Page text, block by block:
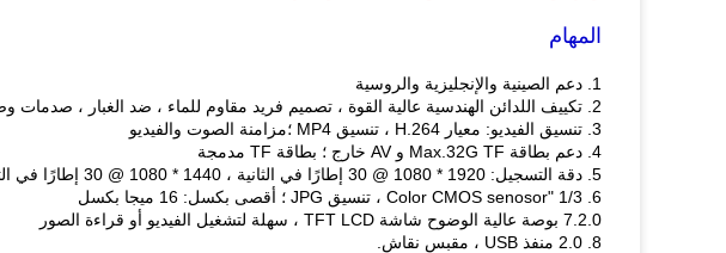
المهام
1. دعم الصينية والإنجليزية والروسية
2. تكييف اللدائن الهندسية عالية القوة ، تصميم فريد مقاوم للماء ، ضد الغبار ، صدمات وضد السقوط
3. تنسيق الفيديو: معيار H.264 ، تنسيق MP4 ؛مزامنة الصوت والفيديو
4. دعم بطاقة Max.32G TF و AV خارج ؛ بطاقة TF مدمجة
5. دقة التسجيل: 1920 * 1080 @ 30 إطارًا في الثانية ، 1440 * 1080 @ 30 إطارًا في الثانية ، 1280 * 720 @ 60 إطارًا في الثانية (اختياري)
6. 1/3 "Color CMOS senosor ، تنسيق JPG ؛ أقصى بكسل: 16 ميجا بكسل
7.2.0 بوصة عالية الوضوح شاشة TFT LCD ، سهلة لتشغيل الفيديو أو قراءة الصور
8. 2.0 منفذ USB ، مقبس نقاش.